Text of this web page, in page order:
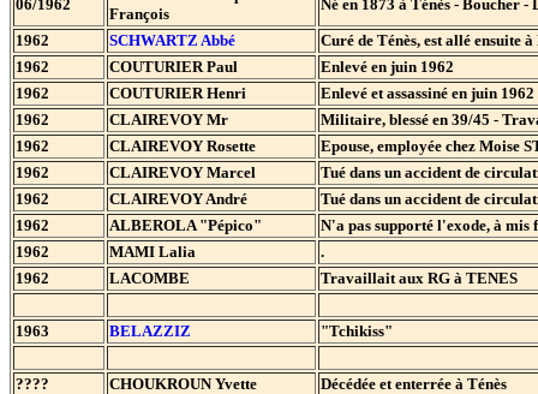
06/1962
François
Né en 1873 à Ténès - Boucher
1962
SCHWARTZ Abbé
Curé de Ténès, est allé ensuite
1962
COUTURIER Paul
Enlevé en juin 1962
1962
COUTURIER Henri
Enlevé et assassiné en juin 1962
1962
CLAIREVOY Mr
Militaire, blessé en 39/45 -
1962
CLAIREVOY Rosette
Epouse, employée chez Moise
1962
CLAIREVOY Marcel
Tué dans un accident de
1962
CLAIREVOY André
Tué dans un accident de
1962
ALBEROLA "Pépico"
N'a pas supporté l'exode, à mis
1962
MAMI Lalia
.
1962
LACOMBE Travaillait aux RG à TENES
1963 BELAZZIZ "Tchikiss"
???? CHOUKROUN Yvette
Décédée et enterrée à Ténès